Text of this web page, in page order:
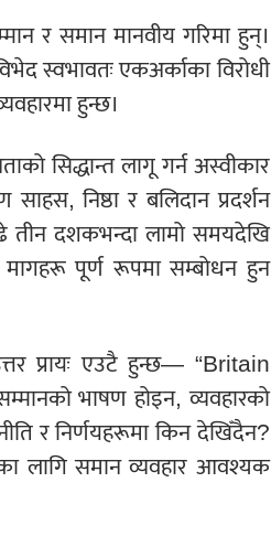
र समान मानवीय गरिमा हुन्।
स्वभावतः एकअर्काका विरोधी
हुन्छ।
सिद्धान्त लागू गर्न अस्वीकार
निष्ठा र बलिदान प्रदर्शन
तीन दशकभन्दा लामो समयदेखि
पूर्ण रूपमा सम्बोधन हुन
प्रायः एउटै हुन्छ— “Britain
भाषण होइन, व्यवहारको
र निर्णयहरूमा किन देखिँदैन?
लागि समान व्यवहार आवश्यक